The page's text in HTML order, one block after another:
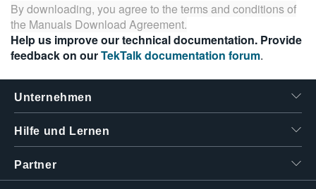
By downloading, you agree to the terms and conditions of
the Manuals Download Agreement.
Help us improve our technical documentation. Provide
feedback on ourTekTalk documentation forum.
Unternehmen
Hilfe und Lernen
Partner